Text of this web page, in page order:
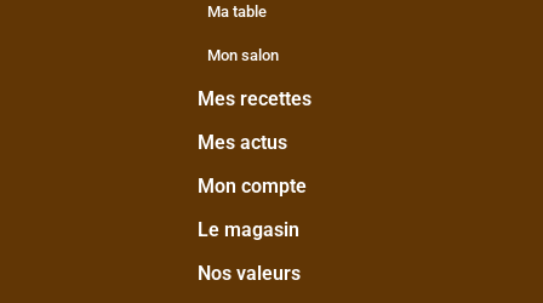
Ma table
Mon salon
Mes recettes
Mes actus
Mon compte
Le magasin
Nos valeurs